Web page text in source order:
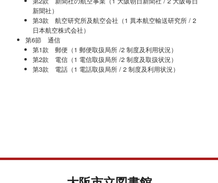
新聞社）
第3款 航空研究所及航空会社（1 異本航空輸送研究所 / 2
日本航空株式会社）
第6節 通信
第1款 郵便（1 郵便取扱局所 /2 制度及利用状況）
第2款 電信（1 電信取扱局所 /2 制度及取扱状況）
第3款 電話（1 電話取扱局所 / 2 制度及利用状況）